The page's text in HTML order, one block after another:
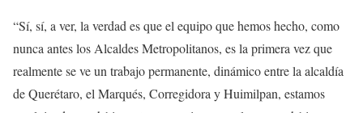
“Sí, sí, a ver, la verdad es que el equipo que hemos hecho, como
nunca antes los Alcaldes Metropolitanos, es la primera vez que
realmente se ve un trabajo permanente, dinámico entre la alcaldía
de Querétaro, el Marqués, Corregidora y Huimilpan, estamos